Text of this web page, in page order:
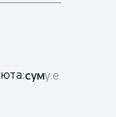
:суму.е.